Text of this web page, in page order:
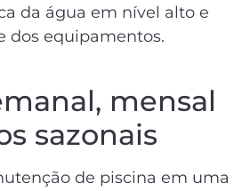
da água em nível alto e
dos equipamentos.
mensal
sazonais
de piscina em uma